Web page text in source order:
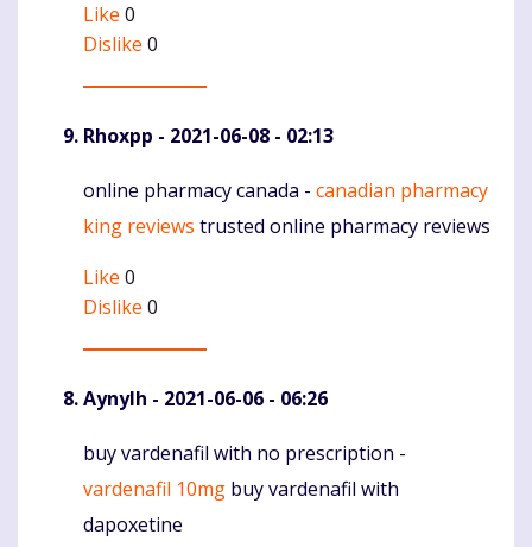
Like 0
Dislike 0
Rhoxpp - 2021-06-08 - 02:13
Komentaras
online pharmacy canada - canadian pharmacy
king reviews trusted online pharmacy reviews
Like 0
Dislike 0
Aynylh - 2021-06-06 - 06:26
Komentaras
buy vardenafil with no prescription -
vardenafil 10mg buy vardenafil with
dapoxetine